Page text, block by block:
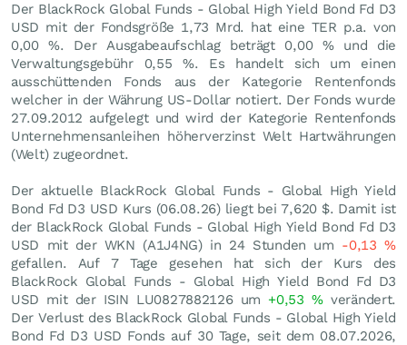
Der BlackRock Global Funds - Global High Yield Bond Fd D3
USD mit der Fondsgröße 1,73 Mrd. hat eine TER p.a. von
0,00 %. Der Ausgabeaufschlag beträgt 0,00 % und die
Verwaltungsgebühr 0,55 %. Es handelt sich um einen
ausschüttenden Fonds aus der Kategorie Rentenfonds
welcher in der Währung US-Dollar notiert. Der Fonds wurde
27.09.2012 aufgelegt und wird der Kategorie Rentenfonds
Unternehmensanleihen höherverzinst Welt Hartwährungen
(Welt) zugeordnet.
Der aktuelle BlackRock Global Funds - Global High Yield
Bond Fd D3 USD Kurs (06.08.26) liegt bei 7,620 $. Damit ist
der BlackRock Global Funds - Global High Yield Bond Fd D3
USD mit der WKN (A1J4NG) in 24 Stunden um -0,13%
gefallen. Auf 7 Tage gesehen hat sich der Kurs des
BlackRock Global Funds - Global High Yield Bond Fd D3
USD mit der ISIN LU0827882126 um +0,53%verändert.
Der Verlust des BlackRock Global Funds - Global High Yield
Bond Fd D3 USD Fonds auf 30 Tage, seit dem 08.07.2026,